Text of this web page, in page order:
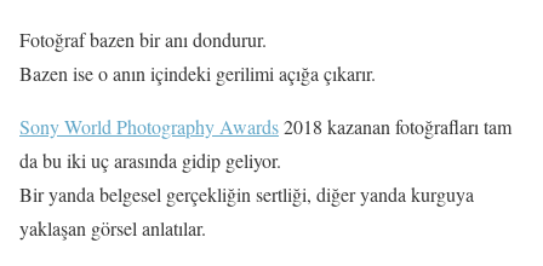
Fotoğraf bazen bir anı dondurur.
Bazen ise o anın içindeki gerilimi açığa çıkarır.
Sony World Photography Awards2018 kazanan fotoğrafları tam
da bu iki uç arasında gidip geliyor.
Bir yanda belgesel gerçekliğin sertliği, diğer yanda kurguya
yaklaşan görsel anlatılar.